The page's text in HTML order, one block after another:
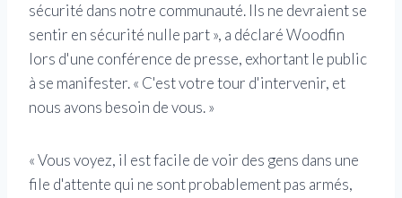
sécurité dans notre communauté. Ils ne devraient se
sentir en sécurité nulle part », a déclaré Woodfin
lors d'une conférence de presse, exhortant le public
à se manifester. « C'est votre tour d'intervenir, et
nous avons besoin de vous. »
« Vous voyez, il est facile de voir des gens dans une
file d'attente qui ne sont probablement pas armés,